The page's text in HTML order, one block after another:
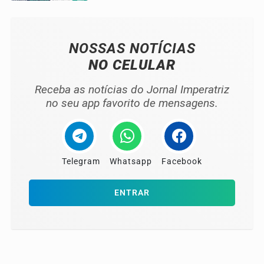
NOSSAS NOTÍCIAS
NO CELULAR
Receba as notícias do Jornal Imperatriz
no seu app favorito de mensagens.
Telegram Whatsapp Facebook
ENTRAR